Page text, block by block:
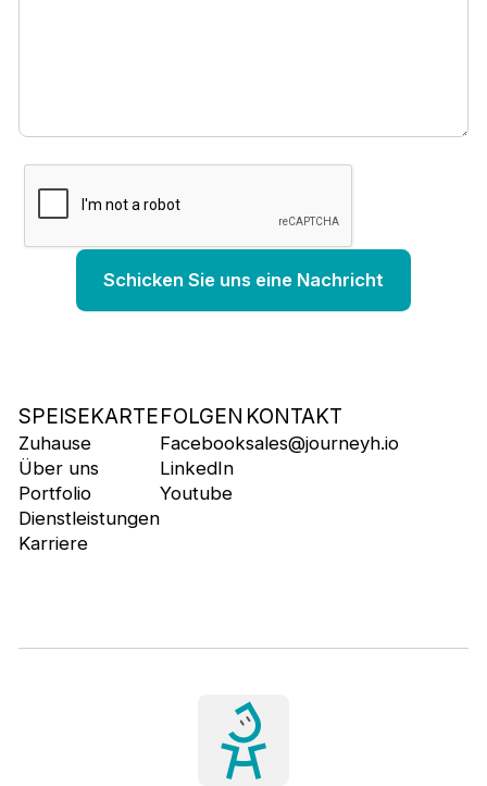
SPEISEKARTE
Zuhause
Über uns
Portfolio
Dienstleistungen
Karriere
FOLGEN
Facebook
LinkedIn
Youtube
KONTAKT
sales@journeyh.io